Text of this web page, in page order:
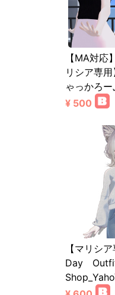
【MA対
リシア専用
ゃっかろー
¥ 500
【マリシ
Day